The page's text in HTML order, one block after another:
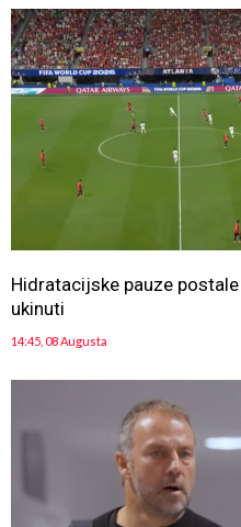
Hidratacijske pauze
ukinuti
14:45, 08 Augusta